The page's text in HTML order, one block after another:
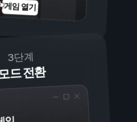
게임 열기
3단계
드 전환